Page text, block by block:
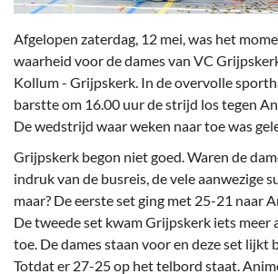
Afgelopen zaterdag, 12 mei, was het
waarheid voor de dames van VC
Kollum - Grijpskerk. In de overvolle
barstte om 16.00 uur de strijd los tegen
De wedstrijd waar weken naar toe was
Grijpskerk begon niet goed. Waren de
indruk van de busreis, de vele aanwezige
maar? De eerste set ging met 25-21 naar
De tweede set kwam Grijpskerk iets meer
toe. De dames staan voor en deze set lijkt
Totdat er 27-25 op het telbord staat.